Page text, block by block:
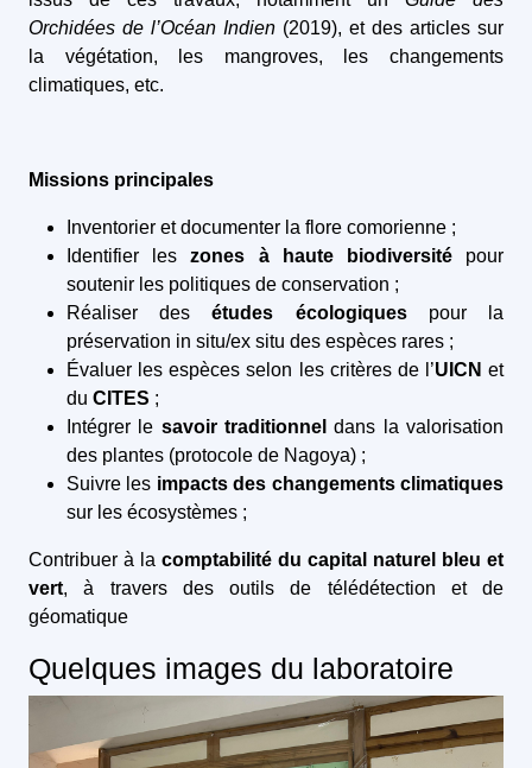
Orchidées de l’Océan Indien (2019), et des articles sur
la végétation, les mangroves, les changements
climatiques, etc.
Missions principales
Inventorier et documenter la flore comorienne ;
Identifier leszones à haute biodiversitépour
soutenir les politiques de conservation ;
Réaliser desétudes écologiquespour la
préservation in situ/ex situ des espèces rares ;
Évaluer les espèces selon les critères de l’UICN et
du CITES ;
Intégrer le savoir traditionnel dans la valorisation
des plantes (protocole de Nagoya) ;
Suivre les impacts des changements climatiques
sur les écosystèmes ;
Contribuer à la comptabilité du capital naturel bleu et
vert, à travers des outils de télédétection et de
géomatique
Quelques images du laboratoire